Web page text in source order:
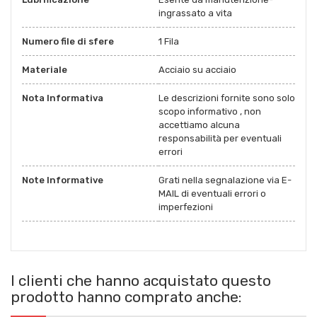
ingrassato a vita
Numero file di sfere 1 Fila
Materiale Acciaio su acciaio
Nota Informativa
Le descrizioni fornite sono solo
scopo informativo , non
accettiamo alcuna
responsabilità per eventuali
errori
Note Informative
Grati nella segnalazione via E-
MAIL di eventuali errori o
imperfezioni
I clienti che hanno acquistato questo
prodotto hanno comprato anche: